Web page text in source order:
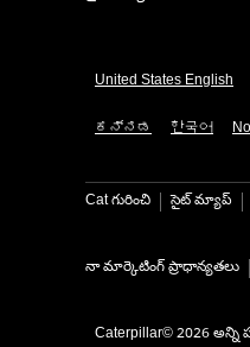
United States English
ಕನ್ನಡ 한국어
Cat గురించి సైట్ మ్యాప్
నా మార్కెటింగ్ ప్రాధాన్యతలు
Caterpillar© 2026